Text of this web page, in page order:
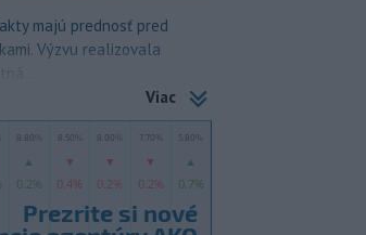
majú prednosť pred
Výzvu realizovala
Viac